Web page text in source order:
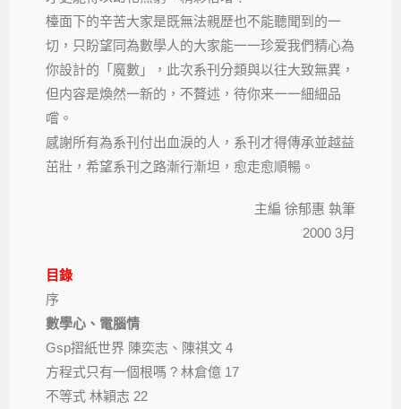
檯面下的辛苦大家是既無法親歷也不能聽聞到的一
切，只盼望同為數學人的大家能一一珍爱我們精心為
你設計的「魔數」，此次系刊分類與以往大致無異，
但内容是煥然一新的，不贅述，待你来一一細細品
嚐。
感謝所有為系刊付出血淚的人，系刊才得傳承並越益
茁壯，希望系刊之路漸行漸坦，愈走愈順暢。
主編 徐郁惠 執筆
2000 3月
目錄
序
數學心、電腦情
Gsp摺紙世界 陳奕志、陳祺文 4
方程式只有一個根嗎 ? 林倉億 17
不等式 林穎志 22